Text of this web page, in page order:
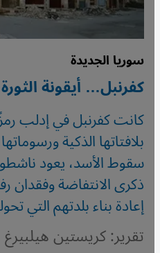
سوريا الجديدة
كفرنبل… أيقونة
كانت كفرنبل في إدلب
بلافتاتها الذكية
سقوط الأسد، يعود
ذكرى الانتفاضة
إعادة بناء بلدتهم التي
تقرير: كريستين هيلبيرغ